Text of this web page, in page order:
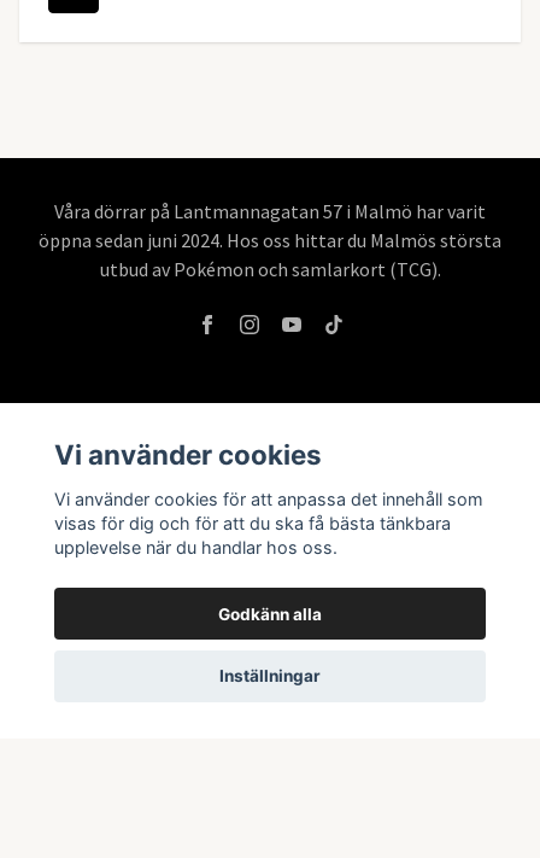
Våra dörrar på Lantmannagatan 57 i Malmö har varit
öppna sedan juni 2024. Hos oss hittar du Malmös största
utbud av Pokémon och samlarkort (TCG).
Kontakta oss
Köpvillkor
Prenumerera på vårt nyhetsbrev
Vi använder cookies
Vi använder cookies för att anpassa det innehåll som
visas för dig och för att du ska få bästa tänkbara
upplevelse när du handlar hos oss.
Godkänn alla
Inställningar